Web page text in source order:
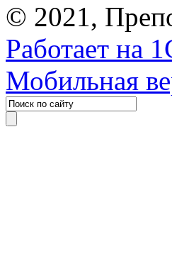
© 2021,
Работает на
Мобильная